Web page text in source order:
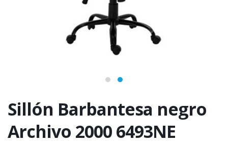
Sillón Barbantesa negro
Archivo 2000 6493NE